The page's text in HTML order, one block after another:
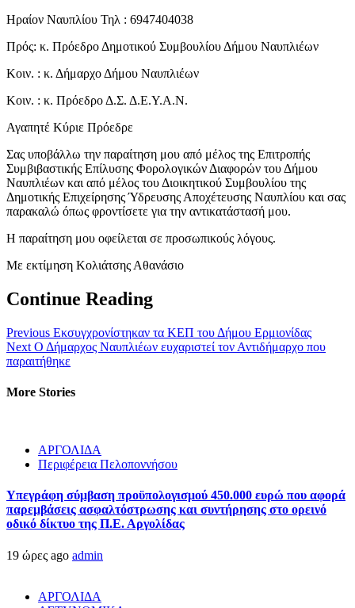
Ηραίον Ναυπλίου Τηλ : 6947404038
Πρός: κ. Πρόεδρο Δημοτικού Συμβουλίου Δήμου Ναυπλιέων
Κοιν. : κ. Δήμαρχο Δήμου Ναυπλιέων
Κοιν. : κ. Πρόεδρο Δ.Σ. Δ.Ε.Υ.Α.Ν.
Αγαπητέ Κύριε Πρόεδρε
Σας υποβάλλω την παραίτηση μου από μέλος της Επιτροπής
Συμβιβαστικής Επίλυσης Φορολογικών Διαφορών του Δήμου
Ναυπλιέων και από μέλος του Διοικητικού Συμβουλίου της
Δημοτικής Επιχείρησης Ύδρευσης Αποχέτευσης Ναυπλίου και σας
παρακαλώ όπως φροντίσετε για την αντικατάστασή μου.
Η παραίτηση μου οφείλεται σε προσωπικούς λόγους.
Με εκτίμηση Κολιάτσης Αθανάσιο
Continue Reading
Previous Εκσυγχρονίστηκαν τα ΚΕΠ του Δήμου Ερμιονίδας
Next Ο Δήμαρχος Ναυπλιέων ευχαριστεί τον Αντιδήμαρχο που
παραιτήθηκε
More Stories
ΑΡΓΟΛΙΔΑ
Περιφέρεια Πελοποννήσου
Υπεγράφη σύμβαση προϋπολογισμού 450.000 ευρώ που αφορά
παρεμβάσεις ασφαλτόστρωσης και συντήρησης στο ορεινό
οδικό δίκτυο της Π.Ε. Αργολίδας
19 ώρες ago admin
ΑΡΓΟΛΙΔΑ